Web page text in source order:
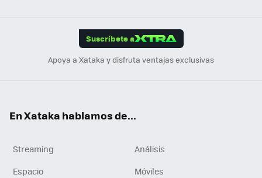
Suscríbete a
Apoya a Xataka y disfruta ventajas exclusivas
En Xataka hablamos de...
Streaming
Análisis
Espacio
Móviles